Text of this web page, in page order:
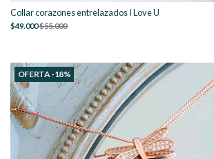
Collar corazones entrelazados I Love U
$49.000$55.000
OFERTA -18%